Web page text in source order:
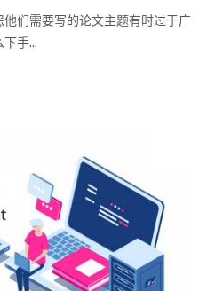
们需要写的论文主题有时过于广
手...